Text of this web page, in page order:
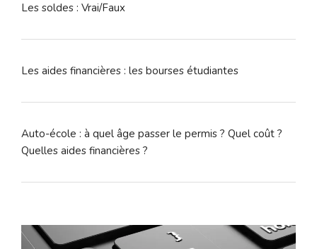
Les soldes : Vrai/Faux
Les aides financières : les bourses étudiantes
Auto-école : à quel âge passer le permis ? Quel coût ?
Quelles aides financières ?